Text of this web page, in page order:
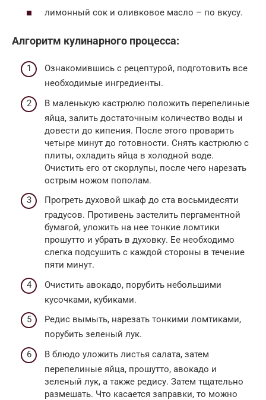
лимонный сок и оливковое масло – по вкусу.
Алгоритм кулинарного процесса:
Ознакомившись с рецептурой, подготовить все
необходимые ингредиенты.
В маленькую кастрюлю положить перепелиные
яйца, залить достаточным количество воды и
довести до кипения. После этого проварить
четыре минут до готовности. Снять кастрюлю с
плиты, охладить яйца в холодной воде.
Очистить его от скорлупы, после чего нарезать
острым ножом пополам.
Прогреть духовой шкаф до ста восьмидесяти
градусов. Противень застелить пергаментной
бумагой, уложить на нее тонкие ломтики
прошутто и убрать в духовку. Ее необходимо
слегка подсушить с каждой стороны в течение
пяти минут.
Очистить авокадо, порубить небольшими
кусочками, кубиками.
Редис вымыть, нарезать тонкими ломтиками,
порубить зеленый лук.
В блюдо уложить листья салата, затем
перепелиные яйца, прошутто, авокадо и
зеленый лук, а также редису. Затем тщательно
размешать. Что касается заправки, то можно